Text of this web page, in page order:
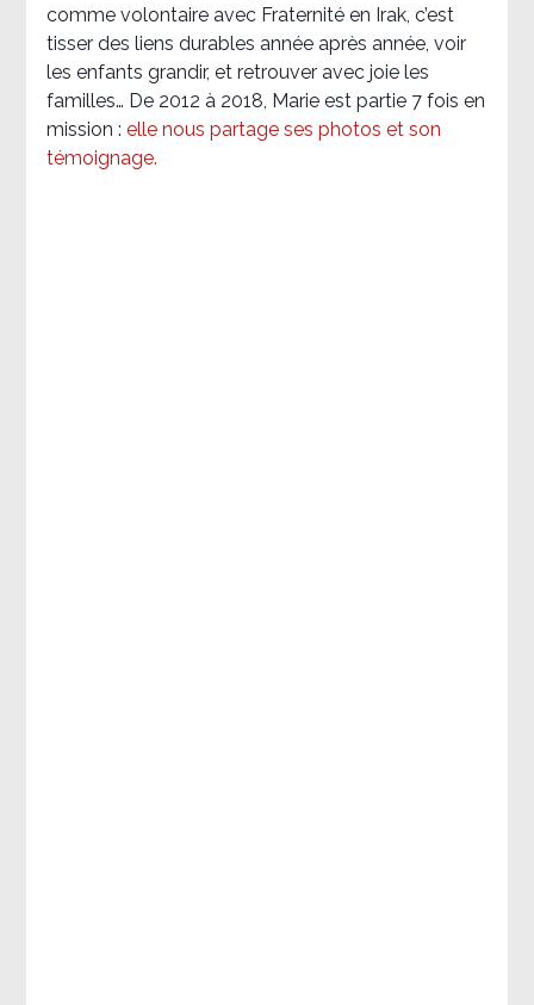
comme volontaire avec Fraternité en Irak, c’est
tisser des liens durables année après année, voir
les enfants grandir, et retrouver avec joie les
familles… De 2012 à 2018, Marie est partie 7 fois en
mission : elle nous partage ses photos et son
témoignage.